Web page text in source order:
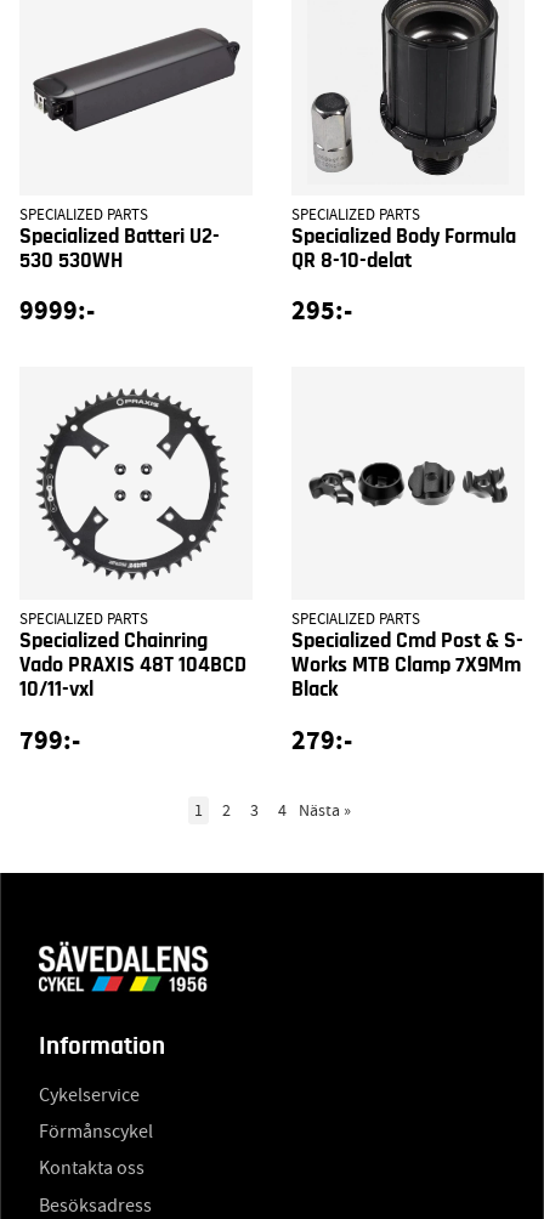
SPECIALIZED PARTS
Specialized Batteri U2-
530 530WH
9999:-
SPECIALIZED PARTS
Specialized Body Formula
QR 8-10-delat
295:-
SPECIALIZED PARTS
Specialized Chainring
Vado PRAXIS 48T 104BCD
10/11-vxl
799:-
SPECIALIZED PARTS
Specialized Cmd Post & S-
Works MTB Clamp 7X9Mm
Black
279:-
1 2 3 4 Nästa »
Information
Cykelservice
Förmånscykel
Kontakta oss
Besöksadress